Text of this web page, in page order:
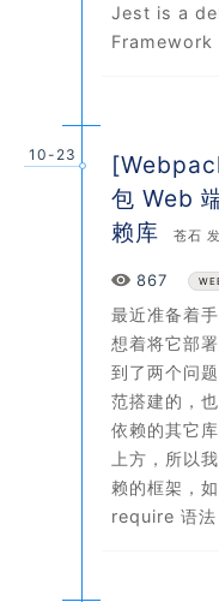
Jest is a
10-23
包 Web
赖库
苍石
867 Views
最近准备着
想着将它部
到了两个问
范搭建的，
依赖的其它
上方，所以
赖的框架，
require 语法